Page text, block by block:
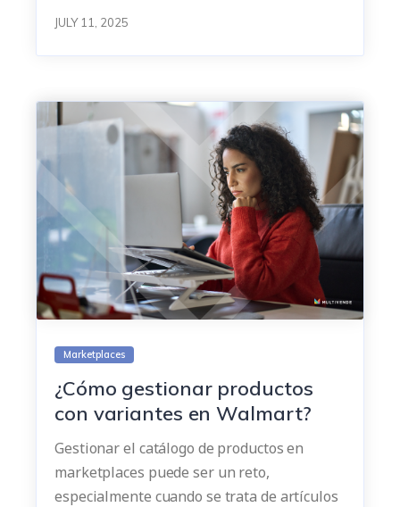
JULY 11, 2025
Marketplaces
¿Cómo gestionar productos
con variantes en Walmart?
Gestionar el catálogo de productos en
marketplaces puede ser un reto,
especialmente cuando se trata de artículos